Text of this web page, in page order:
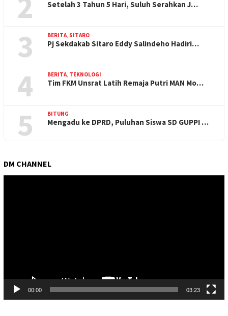
Setelah 3 Tahun 5 Hari, Suluh Serahkan J…
3 BERITA, SITARO
Pj Sekdakab Sitaro Eddy Salindeho Hadiri…
4 BERITA, TEKNOLOGI
Tim FKM Unsrat Latih Remaja Putri MAN Mo…
5 BITUNG
Mengadu ke DPRD, Puluhan Siswa SD GUPPI …
DM CHANNEL
00:00 03:23